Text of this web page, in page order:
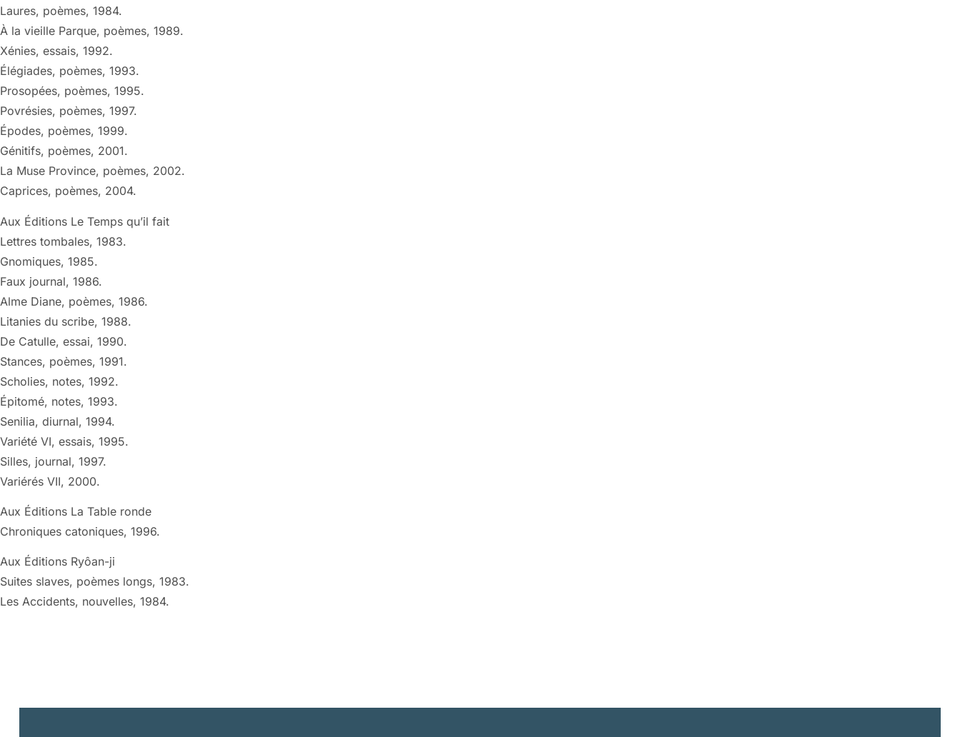
Laures, poèmes, 1984.
À la vieille Parque, poèmes, 1989.
Xénies, essais, 1992.
Élégiades, poèmes, 1993.
Prosopées, poèmes, 1995.
Povrésies, poèmes, 1997.
Épodes, poèmes, 1999.
Génitifs, poèmes, 2001.
La Muse Province, poèmes, 2002.
Caprices, poèmes, 2004.
Aux Éditions Le Temps qu’il fait
Lettres tombales, 1983.
Gnomiques, 1985.
Faux journal, 1986.
Alme Diane, poèmes, 1986.
Litanies du scribe, 1988.
De Catulle, essai, 1990.
Stances, poèmes, 1991.
Scholies, notes, 1992.
Épitomé, notes, 1993.
Senilia, diurnal, 1994.
Variété VI, essais, 1995.
Silles, journal, 1997.
Variérés VII, 2000.
Aux Éditions La Table ronde
Chroniques catoniques, 1996.
Aux Éditions Ryôan-ji
Suites slaves, poèmes longs, 1983.
Les Accidents, nouvelles, 1984.